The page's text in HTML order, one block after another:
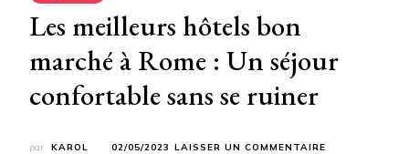
Les meilleurs hôtels bon
marché à Rome : Un séjour
confortable sans se ruiner
par KAROL 02/05/2023 LAISSER UN COMMENTAIRE